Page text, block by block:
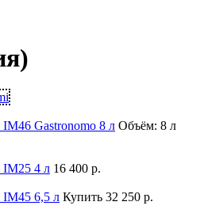
Gastronomo 8 л Объём: 8 л
IM25 4 л 16 400 р.
6,5 л Купить 32 250 р.